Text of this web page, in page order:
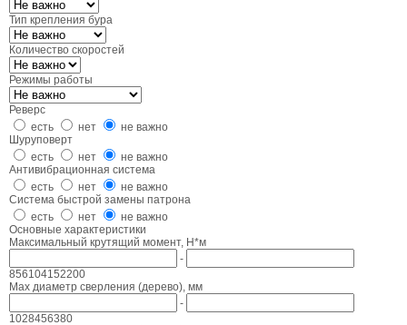
Тип крепления бура
Количество скоростей
Режимы работы
Реверс
есть
нет
не важно
Шуруповерт
есть
нет
не важно
Антивибрационная система
есть
нет
не важно
Система быстрой замены патрона
есть
нет
не важно
Основные характеристики
Максимальный крутящий момент, Н*м
-
856104152200
Max диаметр сверления (дерево), мм
-
1028456380